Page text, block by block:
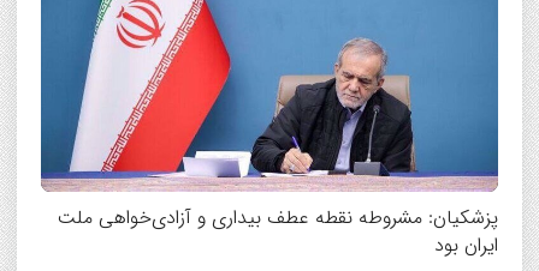
پزشکیان: مشروطه نقطه عطف بیداری و آزادی‌خواهی ملت
ایران بود